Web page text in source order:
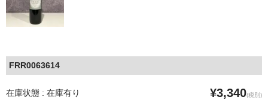
FRR0063614
在庫状態 : 在庫有り ¥3,340(税別)